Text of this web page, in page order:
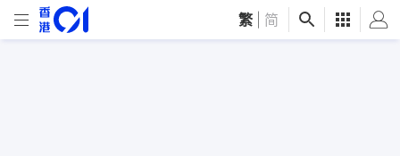
繁 简